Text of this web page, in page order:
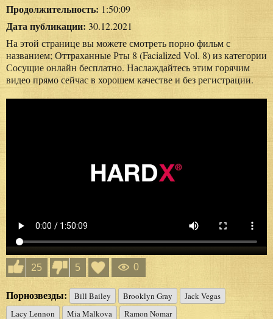
Продолжительность: 1:50:09
Дата публикации: 30.12.2021
На этой странице вы можете смотреть порно фильм с
названием; Оттраханные Рты 8 (Facialized Vol. 8) из категории
Сосущие онлайн бесплатно. Наслаждайтесь этим горячим
видео прямо сейчас в хорошем качестве и без регистрации.
25 5 0
Порнозвезды: Bill Bailey Brooklyn Gray
Jack Vegas
Lacy Lennon
Mia Malkova Ramon Nomar